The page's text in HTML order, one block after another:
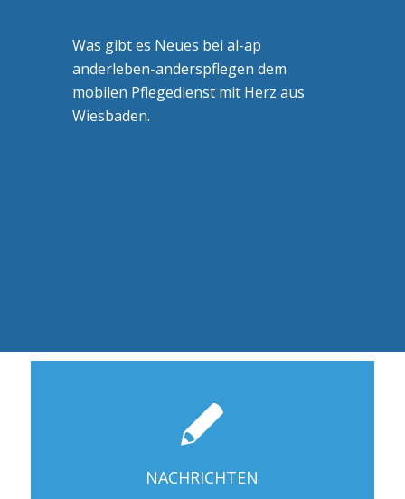
Was gibt es Neues bei al-ap
anderleben-anderspflegen dem
mobilen Pflegedienst mit Herz aus
Wiesbaden.
NACHRICHTEN